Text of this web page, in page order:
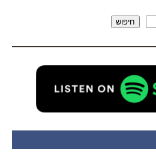
חיפוש